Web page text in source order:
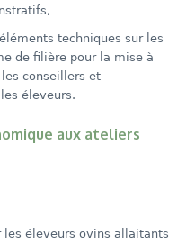
techniques sur les
de filière pour la mise à
conseillers et
éleveurs.
aux ateliers
les éleveurs ovins allaitants